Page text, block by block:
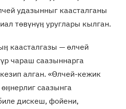
удазынныг каасталганы
төвүнүӊ уруглары кылган.
каасталгазы — өлчей
чараш саазыннарга
алган. «Өлчей-кежик
саазынга
дискеш, фойени,